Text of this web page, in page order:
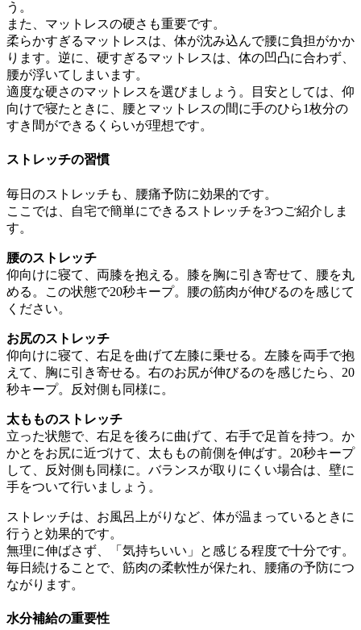
う。
また、マットレスの硬さも重要です。
柔らかすぎるマットレスは、体が沈み込んで腰に負担がかか
ります。逆に、硬すぎるマットレスは、体の凹凸に合わず、
腰が浮いてしまいます。
適度な硬さのマットレスを選びましょう。目安としては、仰
向けで寝たときに、腰とマットレスの間に手のひら1枚分の
すき間ができるくらいが理想です。
ストレッチの習慣
毎日のストレッチも、腰痛予防に効果的です。
ここでは、自宅で簡単にできるストレッチを3つご紹介しま
す。
腰のストレッチ
仰向けに寝て、両膝を抱える。膝を胸に引き寄せて、腰を丸
める。この状態で20秒キープ。腰の筋肉が伸びるのを感じて
ください。
お尻のストレッチ
仰向けに寝て、右足を曲げて左膝に乗せる。左膝を両手で抱
えて、胸に引き寄せる。右のお尻が伸びるのを感じたら、20
秒キープ。反対側も同様に。
太もものストレッチ
立った状態で、右足を後ろに曲げて、右手で足首を持つ。か
かとをお尻に近づけて、太ももの前側を伸ばす。20秒キープ
して、反対側も同様に。バランスが取りにくい場合は、壁に
手をついて行いましょう。
ストレッチは、お風呂上がりなど、体が温まっているときに
行うと効果的です。
無理に伸ばさず、「気持ちいい」と感じる程度で十分です。
毎日続けることで、筋肉の柔軟性が保たれ、腰痛の予防につ
ながります。
水分補給の重要性